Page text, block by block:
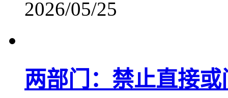
2026/05/25
两部门：禁止直接